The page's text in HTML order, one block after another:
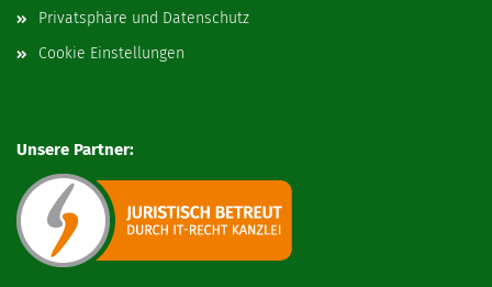
Privatsphäre und Datenschutz
Cookie Einstellungen
Unsere Partner: